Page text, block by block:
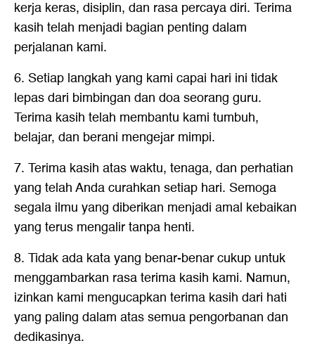
kerja keras, disiplin, dan rasa percaya diri. Terima
kasih telah menjadi bagian penting dalam
perjalanan kami.
6. Setiap langkah yang kami capai hari ini tidak
lepas dari bimbingan dan doa seorang guru.
Terima kasih telah membantu kami tumbuh,
belajar, dan berani mengejar mimpi.
7. Terima kasih atas waktu, tenaga, dan perhatian
yang telah Anda curahkan setiap hari. Semoga
segala ilmu yang diberikan menjadi amal kebaikan
yang terus mengalir tanpa henti.
8. Tidak ada kata yang benar-benar cukup untuk
menggambarkan rasa terima kasih kami. Namun,
izinkan kami mengucapkan terima kasih dari hati
yang paling dalam atas semua pengorbanan dan
dedikasinya.